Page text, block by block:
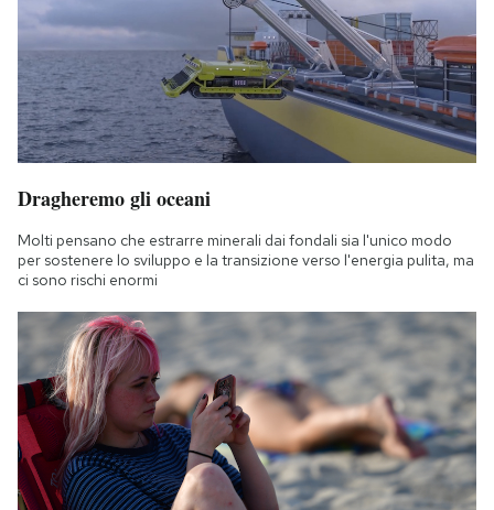
Dragheremo gli oceani
Molti pensano che estrarre minerali dai fondali sia l'unico modo
per sostenere lo sviluppo e la transizione verso l'energia pulita, ma
ci sono rischi enormi